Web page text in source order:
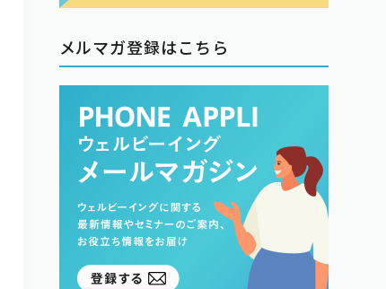
メルマガ登録はこちら